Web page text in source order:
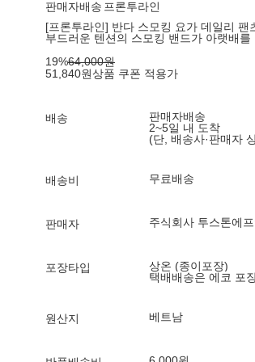
판매자배송 프론투라인
[프론투라인] 반다 스모킹 요가 데일리 팬
부드러운 텐션의 스모킹 밴드가 아랫배를
19%64,000원
51,840원상품 쿠폰 적용가
배송
판매자배송
2~5일 내 도착
(단, 배송사·판매자
배송비 무료배송
판매자 주식회사 투스톤에
포장타입
상온 (종이포장)
택배배송은 에코 포
원산지 베트남